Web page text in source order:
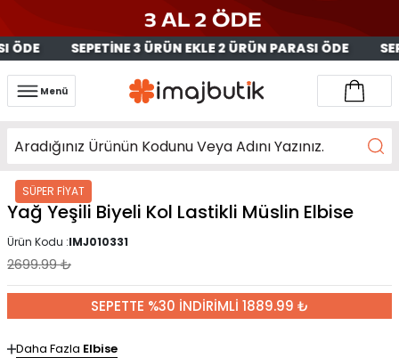
ÖDE SEPETİNE 3 ÜRÜN EKLE 2 ÜRÜN PARASI ÖDE
Menü
SÜPER FİYAT
Yağ Yeşili Biyeli Kol Lastikli Müslin Elbise
Ürün Kodu :IMJ010331
2699.99₺
SEPETTE %30 İNDİRİMLİ 1889.99 ₺
Daha Fazla Elbise